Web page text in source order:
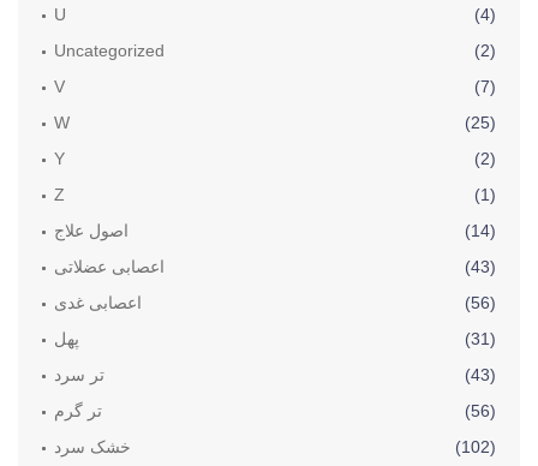
U
(4)
Uncategorized
(2)
V
(7)
W
(25)
Y
(2)
Z
(1)
اصول علاج
(14)
اعصابی عضلاتی
(43)
اعصابی غدی
(56)
پھل
(31)
تر سرد
(43)
تر گرم
(56)
خشک سرد
(102)